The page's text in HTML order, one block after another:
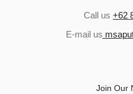
Call us +62
E-mail us
Join Our